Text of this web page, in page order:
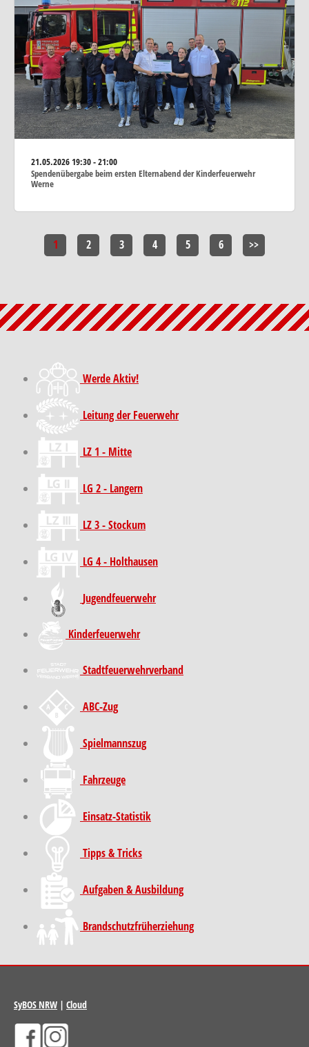
21.05.202619:30 - 21:00
Spendenübergabe beim ersten Elternabend der Kinderfeuerwehr
Werne
1 2 3 4 5 6 >>
Werde Aktiv!
Leitung der Feuerwehr
LZ 1 - Mitte
LG 2 - Langern
LZ 3 - Stockum
LG 4 - Holthausen
Jugendfeuerwehr
Kinder­feuer­wehr
Stadt­feuer­wehr­verband
ABC-Zug
Spielmannszug
Fahrzeuge
Einsatz-Statistik
Tipps & Tricks
Aufgaben & Ausbildung
Brand­schutz­früh­erziehung
SyBOS NRW | Cloud